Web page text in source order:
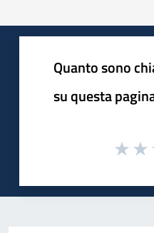
Quanto sono
su questa